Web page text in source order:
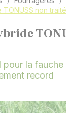
TONUSS non traité
pour la
record